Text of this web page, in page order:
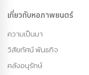
เกี่ยวกับหอภาพยนตร์
ความเป็นมา
วิสัยทัศน์ พันธกิจ
คลังอนุรักษ์